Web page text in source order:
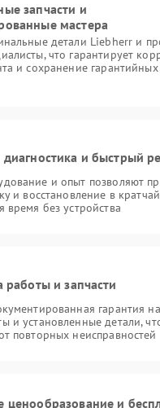
запчасти и
мастера
детали Liebherr и
что гарантирует
и сохранение гарантийных
диагностика и быстрый
и опыт позволяют
и восстановление в
без устройства
работы и запчасти
гарантия на
и установленные детали,
повторных неисправностей
ценообразование и